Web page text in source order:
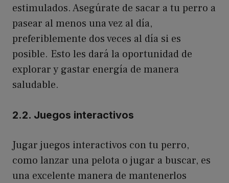
estimulados. Asegúrate de sacar a tu perro a
pasear al menos una vez al día,
preferiblemente dos veces al día si es
posible. Esto les dará la oportunidad de
explorar y gastar energía de manera
saludable.
2.2. Juegos interactivos
Jugar juegos interactivos con tu perro,
como lanzar una pelota o jugar a buscar, es
una excelente manera de mantenerlos